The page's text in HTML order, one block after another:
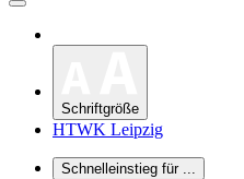
Schriftgröße
HTWK Leipzig
Schnelleinstieg für ...